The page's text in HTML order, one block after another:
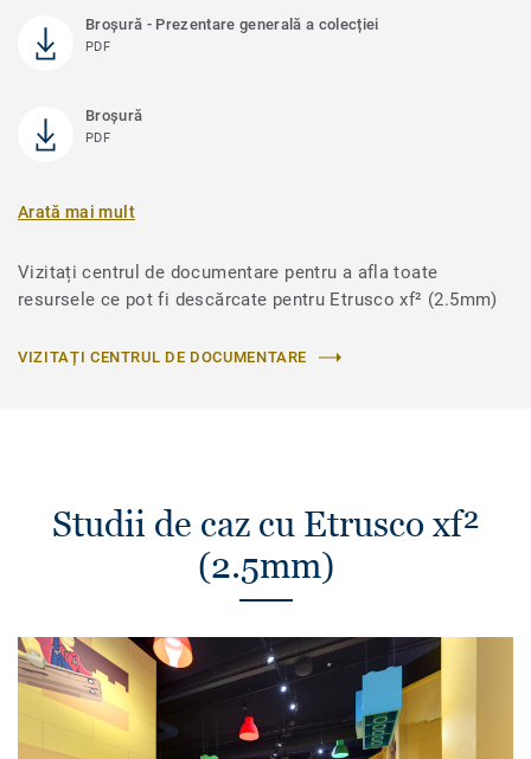
Broşură - Prezentare generală a colecției
PDF
Broșură
PDF
Arată mai mult
Vizitați centrul de documentare pentru a afla toate
resursele ce pot fi descărcate pentru Etrusco xf² (2.5mm)
VIZITAȚI CENTRUL DE DOCUMENTARE
Studii de caz cu Etrusco xf²
(2.5mm)